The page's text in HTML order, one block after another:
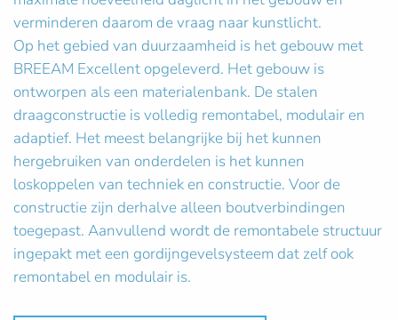
verminderen daarom de vraag naar kunstlicht.
Op het gebied van duurzaamheid is het gebouw met
BREEAM Excellent opgeleverd. Het gebouw is
ontworpen als een materialenbank. De stalen
draagconstructie is volledig remontabel, modulair en
adaptief. Het meest belangrijke bij het kunnen
hergebruiken van onderdelen is het kunnen
loskoppelen van techniek en constructie. Voor de
constructie zijn derhalve alleen boutverbindingen
toegepast. Aanvullend wordt de remontabele structuur
ingepakt met een gordijngevelsysteem dat zelf ook
remontabel en modulair is.